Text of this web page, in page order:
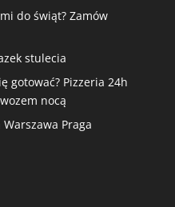
do świąt? Zamów
stulecia
gotować? Pizzeria 24h
nocą
Praga